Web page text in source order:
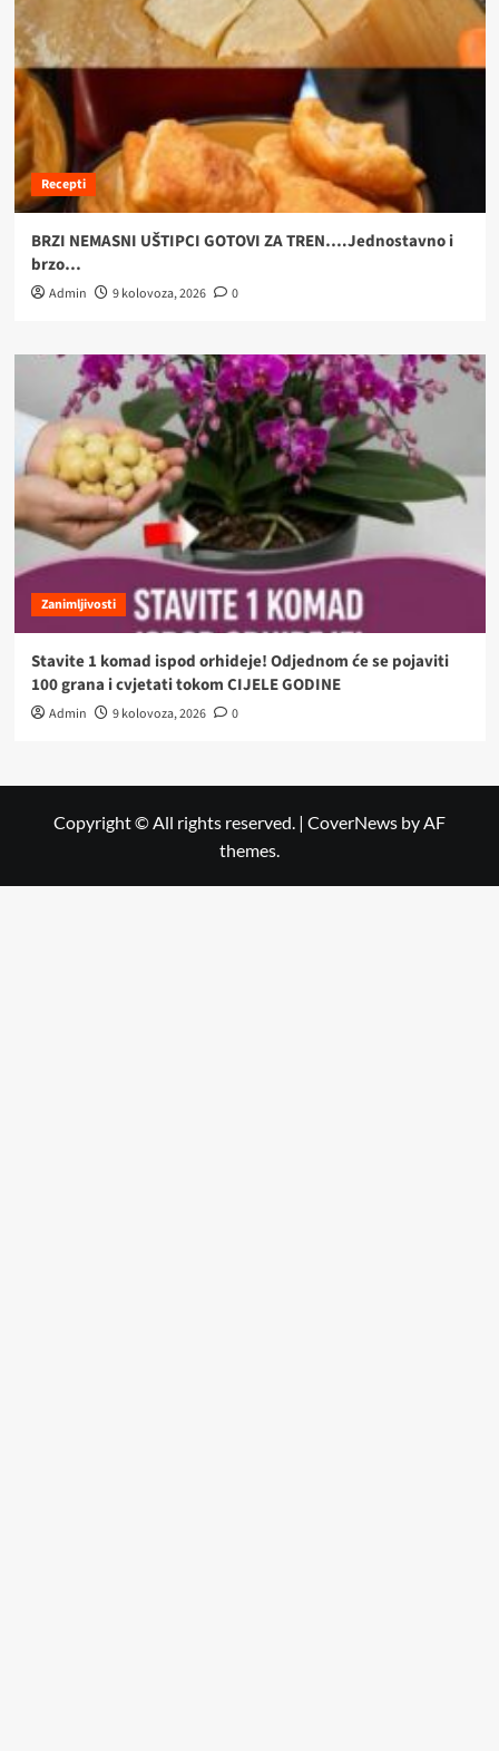
Recepti
BRZI NEMASNI UŠTIPCI GOTOVI ZA TREN….Jednostavno i
brzo…
Admin 9 kolovoza, 2026 0
Zanimljivosti
Stavite 1 komad ispod orhideje! Odjednom će se pojaviti
100 grana i cvjetati tokom CIJELE GODINE
Admin 9 kolovoza, 2026 0
Copyright © All rights reserved. | CoverNews by AF
themes.